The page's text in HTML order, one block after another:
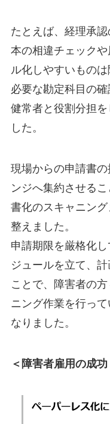
たとえば、経理承
本の相違チェック
ル化しやすいもの
必要な勘定科目の
健常者と役割分担
した。
現場からの申請書
ンジへ集約させる
書化のスキャニン
整えました。
申請期限を厳格化
ジュールを立て、
ことで、障害者の
ニング作業を行っ
なりました。
＜障害者雇用の成功